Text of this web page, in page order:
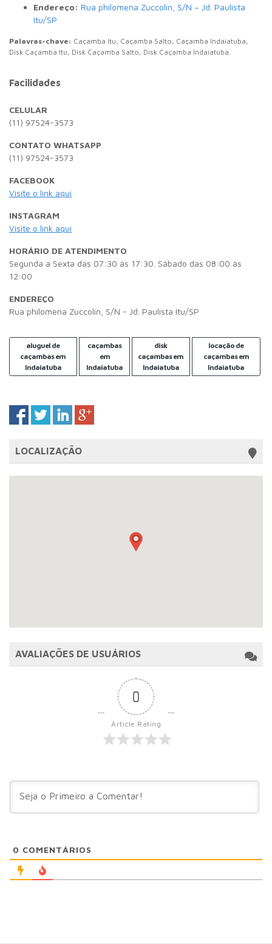
Endereço: Rua philomena Zuccolin, S/N – Jd. Paulista
Itu/SP
Palavras-chave: Caçamba Itu, Caçamba Salto, Caçamba Indaiatuba,
Disk Caçamba Itu, Disk Caçamba Salto, Disk Caçamba Indaiatuba.
Facilidades
CELULAR
(11) 97524-3573
CONTATO WHATSAPP
(11) 97524-3573
FACEBOOK
Visite o link aqui
INSTAGRAM
Visite o link aqui
HORÁRIO DE ATENDIMENTO
Segunda a Sexta das 07:30 às 17:30. Sábado das 08:00 às
12:00
ENDEREÇO
Rua philomena Zuccolin, S/N - Jd. Paulista Itu/SP
aluguel de
caçambas em
Indaiatuba
caçambas
em
Indaiatuba
disk
caçambas em
Indaiatuba
locação de
caçambas em
Indaiatuba
LOCALIZAÇÃO
AVALIAÇÕES DE USUÁRIOS
0
Article Rating
0 COMENTÁRIOS